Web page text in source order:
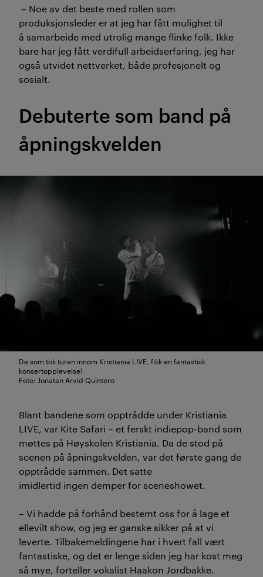
– Noe av det beste med rollen som
produksjonsleder er at jeg har fått mulighet til
å samarbeide med utrolig mange flinke folk. Ikke
bare har jeg fått verdifull arbeidserfaring, jeg har
også utvidet nettverket, både profesjonelt og
sosialt.
Debuterte som band på
åpningskvelden
De som tok turen innom Kristiania LIVE, fikk en fantastisk
konsertopplevelse!
Foto: Jonatan Arvid Quintero
Blant bandene som opptrådde under Kristiania
LIVE, var Kite Safari – et ferskt indiepop-band som
møttes på Høyskolen Kristiania. Da de stod på
scenen på åpningskvelden, var det første gang de
opptrådde sammen. Det satte
imidlertid ingen demper for sceneshowet.
– Vi hadde på forhånd bestemt oss for å lage et
ellevilt show, og jeg er ganske sikker på at vi
leverte. Tilbakemeldingene har i hvert fall vært
fantastiske, og det er lenge siden jeg har kost meg
så mye, forteller vokalist Haakon Jordbakke.